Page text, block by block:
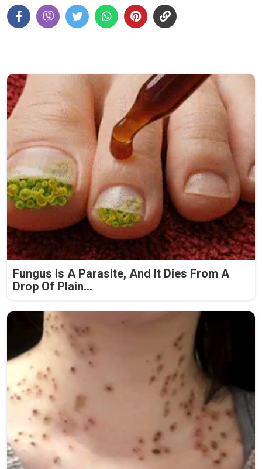
Fungus Is A Parasite, And It Dies From A
Drop Of Plain...